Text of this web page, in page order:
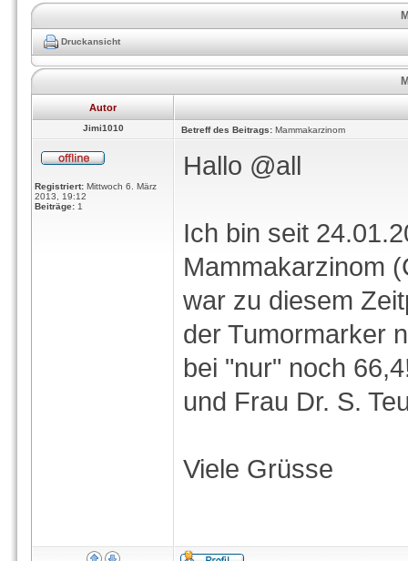
Druckansicht
Autor
Jimi1010 Betreff des Beitrags: Mammakarzinom
Registriert: Mittwoch 6. März
2013, 19:12
Beiträge: 1
Hallo @all
Ich bin seit
Mammakarzinom
war zu diesem
der Tumormarker
bei "nur" noch
und Frau Dr. S.
Viele Grüsse